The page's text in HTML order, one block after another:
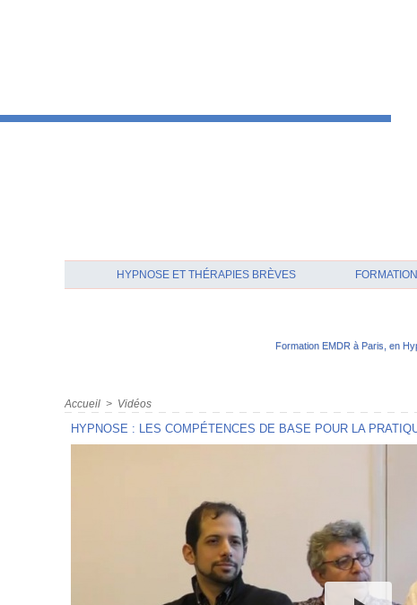
HYPNOSE ET THÉRAPIES BRÈVES
Formation EMDR à Paris, en
Accueil > Vidéos
HYPNOSE : LES COMPÉTENCES DE BASE POUR LA